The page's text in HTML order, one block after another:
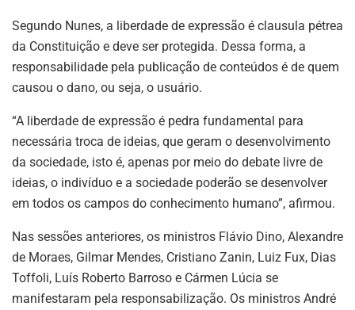
Segundo Nunes, a liberdade de expressão é clausula pétrea
da Constituição e deve ser protegida. Dessa forma, a
responsabilidade pela publicação de conteúdos é de quem
causou o dano, ou seja, o usuário.
“A liberdade de expressão é pedra fundamental para
necessária troca de ideias, que geram o desenvolvimento
da sociedade, isto é, apenas por meio do debate livre de
ideias, o indivíduo e a sociedade poderão se desenvolver
em todos os campos do conhecimento humano”, afirmou.
Nas sessões anteriores, os ministros Flávio Dino, Alexandre
de Moraes, Gilmar Mendes, Cristiano Zanin, Luiz Fux, Dias
Toffoli, Luís Roberto Barroso e Cármen Lúcia se
manifestaram pela responsabilização. Os ministros André